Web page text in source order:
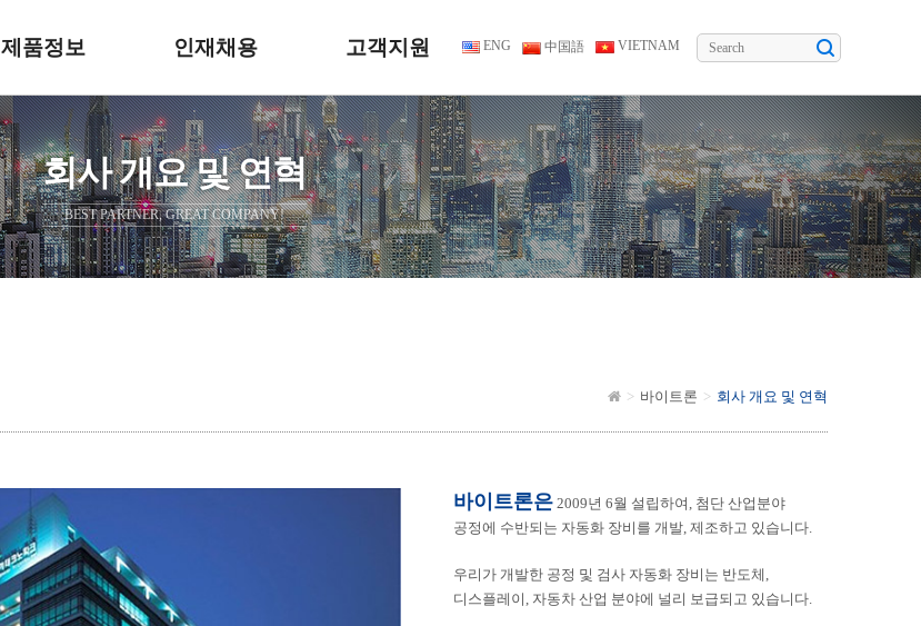
ENG 中国語 VIETNAM
제품정보 인재채용 고객지원
회사 개요 및 연혁
BEST PARTNER, GREAT COMPANY!
바이트론 회사 개요 및 연혁
바이트론은2009년 6월 설립하여, 첨단 산업분야
공정에 수반되는 자동화 장비를 개발, 제조하고 있습니다.
우리가 개발한 공정 및 검사 자동화 장비는 반도체,
디스플레이, 자동차 산업 분야에 널리 보급되고 있습니다.